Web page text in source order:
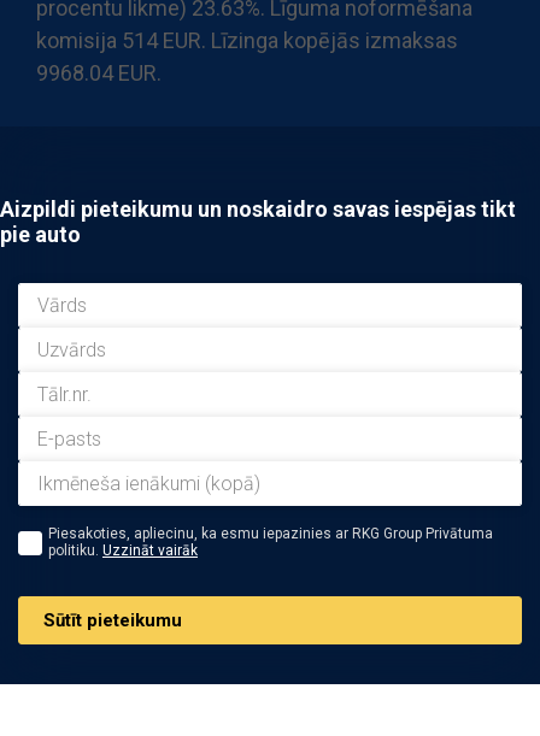
procentu likme) 23.63%. Līguma noformēšana
komisija 514 EUR. Līzinga kopējās izmaksas
9968.04 EUR.
Aizpildi pieteikumu un noskaidro savas iespējas tikt
pie auto
Piesakoties, apliecinu, ka esmu iepazinies ar RKG Group Privātuma
politiku. Uzzināt vairāk
Sūtīt pieteikumu